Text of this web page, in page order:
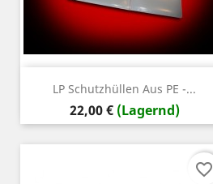
LP Schutzhüllen Aus PE -...
Preis
22,00 € (Lagernd)
favorite_border